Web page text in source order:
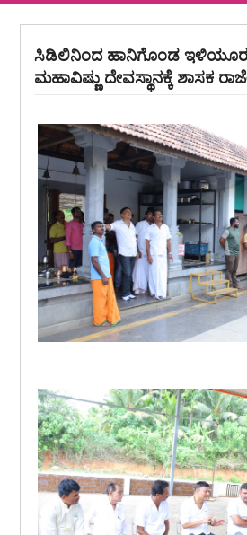
ಸಿಡಿಲಿನಿಂದ ಹಾನಿಗೊಂಡ
ಮಹಾವಿಷ್ಣು ದೇವಸ್ಥಾನಕ್ಕೆ ಶಾಸಕ